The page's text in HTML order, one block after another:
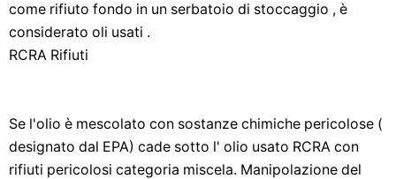
come rifiuto fondo in un serbatoio di stoccaggio , è
considerato oli usati .
RCRA Rifiuti
Se l'olio è mescolato con sostanze chimiche pericolose (
designato dal EPA) cade sotto l' olio usato RCRA con
rifiuti pericolosi categoria miscela. Manipolazione del